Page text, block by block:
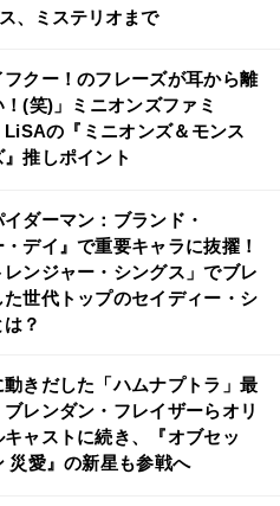
、ミステリオまで
フクー！のフレーズが耳から離
(笑)」ミニオンズファミ
LiSAの『ミニオンズ＆モンス
』推しポイント
イダーマン：ブランド・
・デイ』で重要キャラに抜擢！
レンジャー・シングス」でブレ
た世代トップのセイディー・シ
？
動きだした「ハムナプトラ」最
ブレンダン・フレイザーらオリ
キャストに続き、『オブセッ
災愛』の新星も参戦へ